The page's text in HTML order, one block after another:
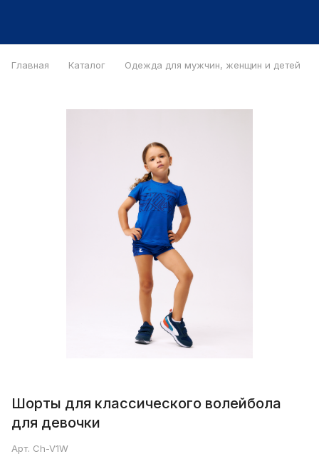
Главная Каталог Одежда для мужчин, женщин и детей
Шорты для классического волейбола
для девочки
Арт. Ch-V1W